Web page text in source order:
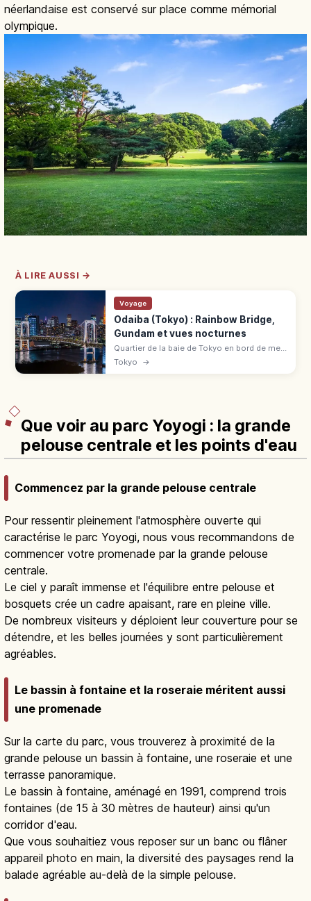
néerlandaise est conservé sur place comme mémorial
olympique.
À LIRE AUSSI →
Voyage
Odaiba (Tokyo) : Rainbow Bridge,
Gundam et vues nocturnes
Quartier de la baie de Tokyo en bord de mer :
Rainbow Bridge (promenade piétonne 1,7
km), statue Unicorn Gundam à DiverCity,
Tokyo →
Que voir au parc Yoyogi : la grande
pelouse centrale et les points d'eau
Commencez par la grande pelouse centrale
Pour ressentir pleinement l'atmosphère ouverte qui
caractérise le parc Yoyogi, nous vous recommandons de
commencer votre promenade par la grande pelouse
centrale.
Le ciel y paraît immense et l'équilibre entre pelouse et
bosquets crée un cadre apaisant, rare en pleine ville.
De nombreux visiteurs y déploient leur couverture pour se
détendre, et les belles journées y sont particulièrement
agréables.
Le bassin à fontaine et la roseraie méritent aussi
une promenade
Sur la carte du parc, vous trouverez à proximité de la
grande pelouse un bassin à fontaine, une roseraie et une
terrasse panoramique.
Le bassin à fontaine, aménagé en 1991, comprend trois
fontaines (de 15 à 30 mètres de hauteur) ainsi qu'un
corridor d'eau.
Que vous souhaitiez vous reposer sur un banc ou flâner
appareil photo en main, la diversité des paysages rend la
balade agréable au-delà de la simple pelouse.